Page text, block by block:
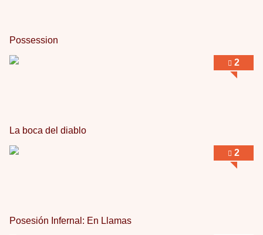
Possession
2
La boca del diablo
2
Posesión Infernal: En Llamas